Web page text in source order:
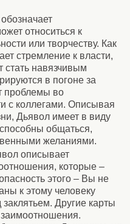
обозначает
относиться к
или творчеству. Как
стремление к власти,
стать навязчивым
в погоне за
проблемы во
с коллегами. Описывая
Дьявол имеет в виду
общаться,
желаниями.
описывает
которые –
этого – Вы не
к этому человеку
Другие карты